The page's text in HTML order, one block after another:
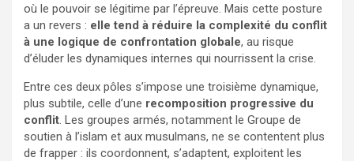
où le pouvoir se légitime par l’épreuve. Mais cette posture
a un revers : elle tend à réduire la complexité du conflit
à une logique de confrontation globale, au risque
d’éluder les dynamiques internes qui nourrissent la crise.
Entre ces deux pôles s’impose une troisième dynamique,
plus subtile, celle d’une recomposition progressive du
conflit . Les groupes armés, notamment le Groupe de
soutien à l’islam et aux musulmans, ne se contentent plus
de frapper : ils coordonnent, s’adaptent, exploitent les